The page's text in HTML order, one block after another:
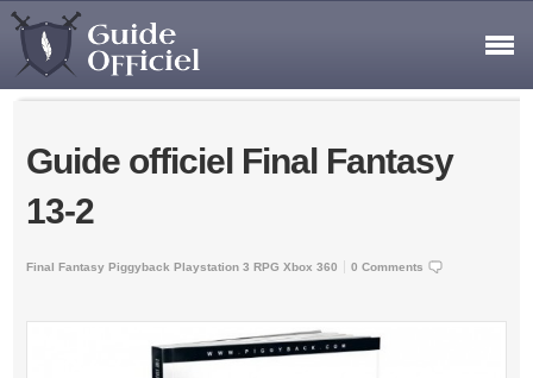
Guide officiel Final Fantasy
13-2
Final Fantasy Piggyback Playstation 3 RPG Xbox 360 0 Comments